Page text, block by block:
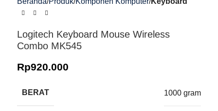
Logitech Keyboard Mouse Wireless
Combo MK545
Rp920.000
BERAT 1000 gram